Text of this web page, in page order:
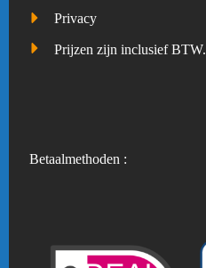
Privacy
Prijzen zijn inclusief BTW.
Betaalmethoden :